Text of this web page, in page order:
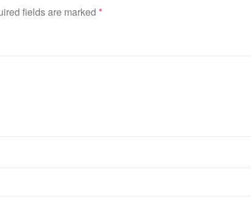
fields are marked *